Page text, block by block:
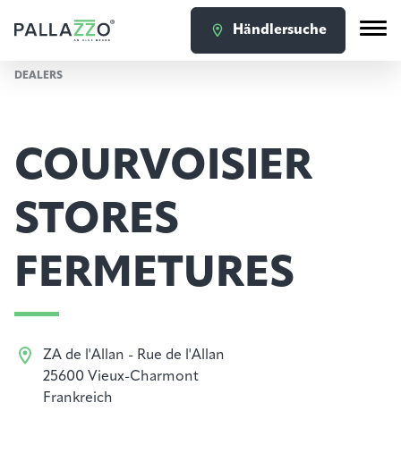
Händlersuche
DEALERS
COURVOISIER
STORES
FERMETURES
ZA de l'Allan - Rue de l'Allan
25600 Vieux-Charmont
Frankreich